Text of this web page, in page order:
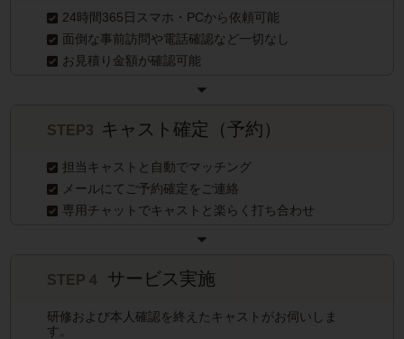
24時間365日スマホ・PCから依頼可能
面倒な事前訪問や電話確認など一切なし
お見積り金額が確認可能
STEP3 キャスト確定（予約）
担当キャストと自動でマッチング
メールにてご予約確定をご連絡
専用チャットでキャストと楽らく打ち合わせ
STEP４ サービス実施
研修および本人確認を終えたキャストがお伺いしま
す。